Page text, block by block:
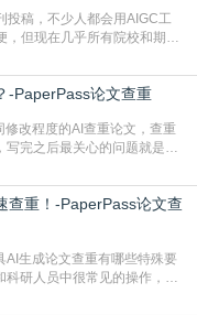
投稿，不少人都会用AIGC工
但现在几乎所有院校和期刊
靠谱的降AIGC检测率的网
性的智能伙伴AIGC生成内
-PaperPass论文查重
改程度的AI查重论文，查重
完之后最关心的问题就是ai
开学术文献、网络内容，生成
已发布的作品撞重复，甚至会
查重！-PaperPass论文查
生成论文查重有哪些特殊要
研人员中很常见的操作，不